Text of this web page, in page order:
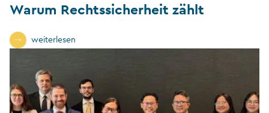
Warum Rechtssicherheit zählt
weiterlesen